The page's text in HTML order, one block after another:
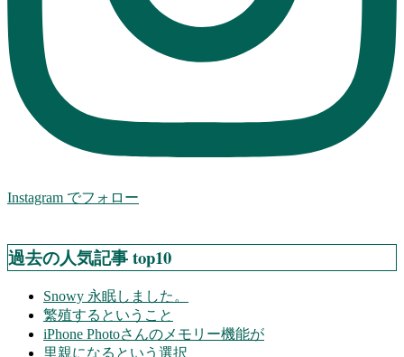
Instagram でフォロー
過去の人気記事 top10
Snowy 永眠しました。
繁殖するということ
iPhone Photoさんのメモリー機能が
里親になるという選択